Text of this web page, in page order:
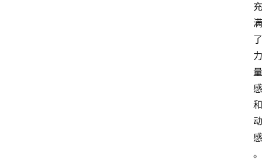
充
满
了
力
量
感
和
动
感
。